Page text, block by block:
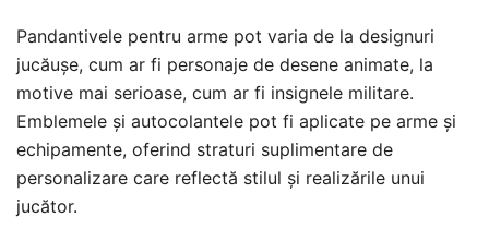
Pandantivele pentru arme pot varia de la designuri
jucăușe, cum ar fi personaje de desene animate, la
motive mai serioase, cum ar fi insignele militare.
Emblemele și autocolantele pot fi aplicate pe arme și
echipamente, oferind straturi suplimentare de
personalizare care reflectă stilul și realizările unui
jucător.